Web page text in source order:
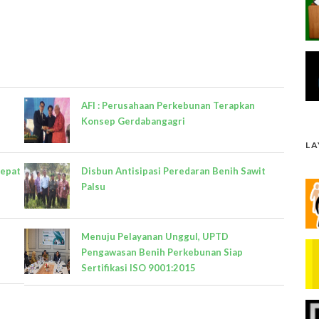
AFI : Perusahaan Perkebunan Terapkan
Konsep Gerdabangagri
Disbun Antisipasi Peredaran Benih Sawit
Palsu
Menuju Pelayanan Unggul, UPTD
Pengawasan Benih Perkebunan Siap
Sertifikasi ISO 9001:2015